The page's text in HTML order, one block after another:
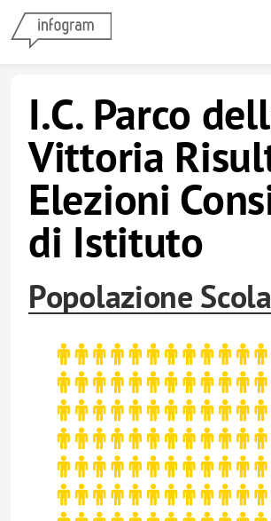
I.C. Parco
Vittoria
Elezioni
di Istituto
Popolazione